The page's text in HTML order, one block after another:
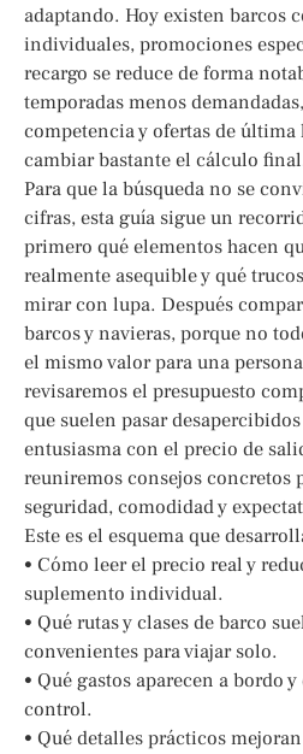
adaptando. Hoy existen barcos
individuales, promociones
recargo se reduce de forma
temporadas menos
competencia y ofertas de última
cambiar bastante el cálculo
Para que la búsqueda no se
cifras, esta guía sigue un
primero qué elementos hacen
realmente asequible y qué
mirar con lupa. Después
barcos y navieras, porque no
el mismo valor para una
revisaremos el presupuesto
que suelen pasar
entusiasma con el precio de
reuniremos consejos concretos
seguridad, comodidad y
Este es el esquema que
• Cómo leer el precio real y
suplemento individual.
• Qué rutas y clases de barco
convenientes para viajar solo.
• Qué gastos aparecen a bordo
control.
• Qué detalles prácticos